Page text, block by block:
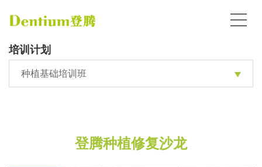
培训计划
种植基础培训班
登腾种植修复沙龙